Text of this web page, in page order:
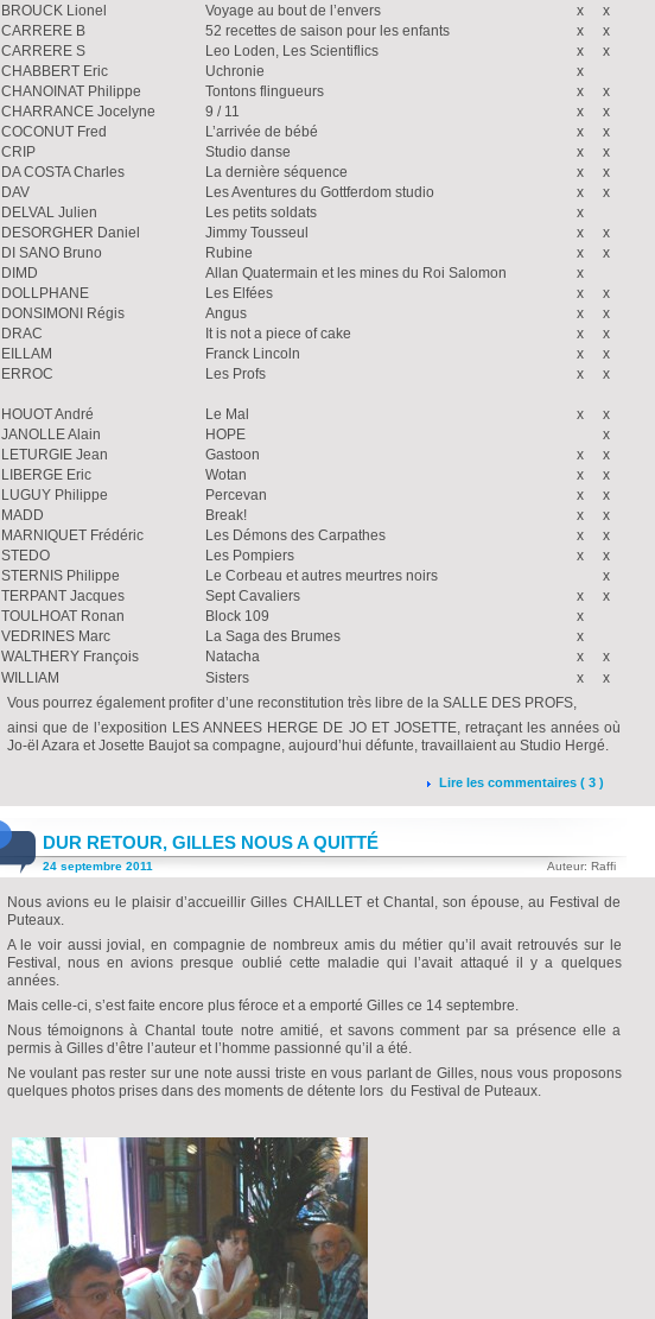
BROUCK Lionel
Voyage au bout de l’envers x
x
CARRERE B
52 recettes de saison pour les enfants x
x
CARRERE S
Leo Loden, Les Scientiflics x
x
CHABBERT Eric
Uchronie
x
CHANOINAT Philippe
Tontons flingueurs x
x
CHARRANCE Jocelyne
9 / 11 x
x
COCONUT Fred
L’arrivée de bébé x
x
CRIP
Studio danse x
x
DA COSTA Charles
La dernière séquence x
x
DAV
Les Aventures du Gottferdom studio x
x
DELVAL Julien
Les petits soldats
x
DESORGHER Daniel
Jimmy Tousseul x
x
DI SANO Bruno
Rubine x
x
DIMD
Allan Quatermain et les mines du Roi Salomon
x
DOLLPHANE
Les Elfées x
x
DONSIMONI Régis
Angus x
x
DRAC
It is not a piece of cake x
x
EILLAM
Franck Lincoln x
x
ERROC
Les Profs x x
HOUOT André Le Mal x
x
JANOLLE Alain
HOPE
x
LETURGIE Jean
Gastoon x
x
LIBERGE Eric
Wotan x
x
LUGUY Philippe
Percevan x
x
MADD
Break! x
x
MARNIQUET Frédéric
Les Démons des Carpathes x
x
STEDO
Les Pompiers x
x
STERNIS Philippe
Le Corbeau et autres meurtres noirs
x
TERPANT Jacques
Sept Cavaliers x
x
TOULHOAT Ronan
Block 109
x
VEDRINES Marc
La Saga des Brumes
x
WALTHERY François
Natacha x
x
WILLIAM
Sisters x
x
Vous pourrez également profiter d’une reconstitution très libre de la SALLE DES PROFS,
ainsi que de l’exposition LES ANNEES HERGE DE JO ET JOSETTE, retraçant les années où
Jo-ël Azara et Josette Baujot sa compagne, aujourd’hui défunte, travaillaient au Studio Hergé.
Lire les commentaires ( 3 )
DUR RETOUR, GILLES NOUS A QUITTÉ
24 septembre 2011 Auteur: Raffi
Nous avions eu le plaisir d’accueillir Gilles CHAILLET et Chantal, son épouse, au Festival de
Puteaux.
A le voir aussi jovial, en compagnie de nombreux amis du métier qu’il avait retrouvés sur le
Festival, nous en avions presque oublié cette maladie qui l’avait attaqué il y a quelques
années.
Mais celle-ci, s’est faite encore plus féroce et a emporté Gilles ce 14 septembre.
Nous témoignons à Chantal toute notre amitié, et savons comment par sa présence elle a
permis à Gilles d’être l’auteur et l’homme passionné qu’il a été.
Ne voulant pas rester sur une note aussi triste en vous parlant de Gilles, nous vous proposons
quelques photos prises dans des moments de détente lors du Festival de Puteaux.